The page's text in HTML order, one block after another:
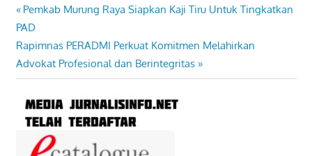
Navigasi
pos
Previous
Post:
Pemkab Murung Raya Siapkan Kaji Tiru Untuk Tingkatkan
PAD
Next
Post:
Rapimnas PERADMI Perkuat Komitmen Melahirkan
Advokat Profesional dan Berintegritas